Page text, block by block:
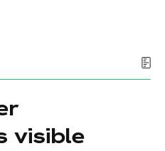
visible